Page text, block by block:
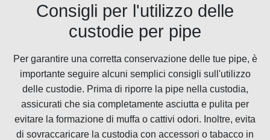
Consigli per l'utilizzo delle
custodie per pipe
Per garantire una corretta conservazione delle tue pipe, è
importante seguire alcuni semplici consigli sull'utilizzo
delle custodie. Prima di riporre la pipe nella custodia,
assicurati che sia completamente asciutta e pulita per
evitare la formazione di muffa o cattivi odori. Inoltre, evita
di sovraccaricare la custodia con accessori o tabacco in